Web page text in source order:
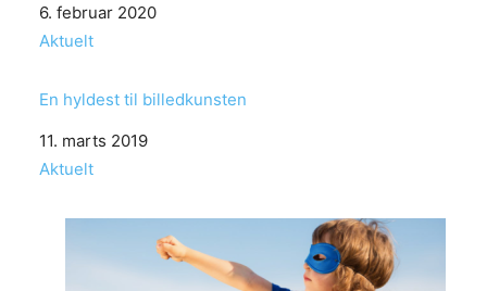
Date
6. februar 2020
In relation to
Aktuelt
En hyldest til billedkunsten
Date
11. marts 2019
In relation to
Aktuelt